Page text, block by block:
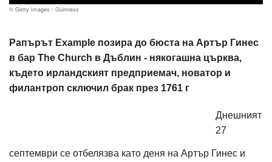
© Getty Images / Guinness
Рапърът Example позира до бюста на Артър Гинес
в бар The Church в Дъблин - някогашна църква,
където ирландският предприемач, новатор и
филантроп сключил брак през 1761 г
Днешният
27
септември се отбелязва като деня на Артър Гинес и